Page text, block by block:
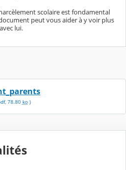
scolaire est fondamental
peut vous aider à y voir plus
lui.
, 78.80 ko)